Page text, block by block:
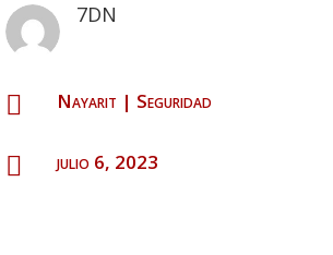
7DN
 Nayarit | Seguridad
 julio 6, 2023